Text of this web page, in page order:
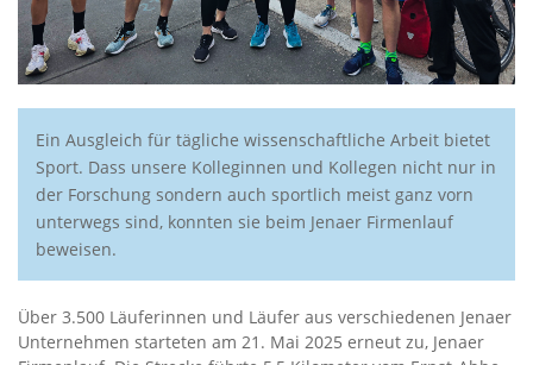
Ein Ausgleich für tägliche wissenschaftliche Arbeit bietet
Sport. Dass unsere Kolleginnen und Kollegen nicht nur in
der Forschung sondern auch sportlich meist ganz vorn
unterwegs sind, konnten sie beim Jenaer Firmenlauf
beweisen.
Über 3.500 Läuferinnen und Läufer aus verschiedenen Jenaer
Unternehmen starteten am 21. Mai 2025 erneut zu, Jenaer